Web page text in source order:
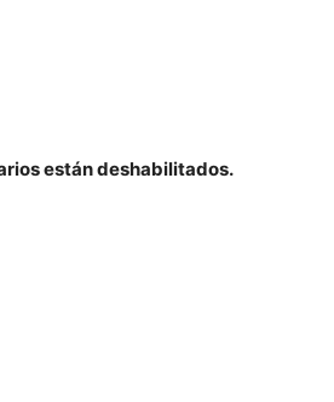
están deshabilitados.